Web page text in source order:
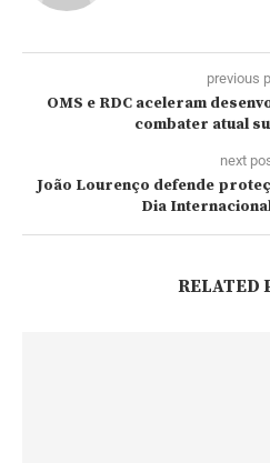
previous
OMS e RDC aceleram
combater atual
next
João Lourenço defende
Dia
RELATED